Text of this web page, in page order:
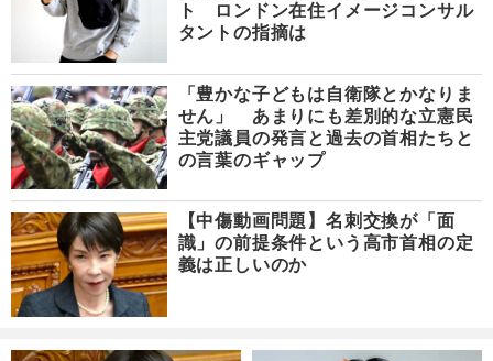
ト ロンドン在住イメージコンサル
タントの指摘は
「豊かな子どもは自衛隊とかなりま
せん」 あまりにも差別的な立憲民
主党議員の発言と過去の首相たちと
の言葉のギャップ
【中傷動画問題】名刺交換が「面
識」の前提条件という高市首相の定
義は正しいのか